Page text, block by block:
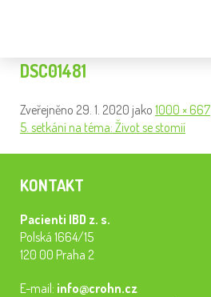
DSC01481
Zveřejněno 29. 1. 2020 jako 1000 × 667
5. setkání na téma: Život se stomií
KONTAKT
Pacienti IBD z. s.
Polská 1664/15
120 00 Praha 2
E-mail: info@crohn.cz